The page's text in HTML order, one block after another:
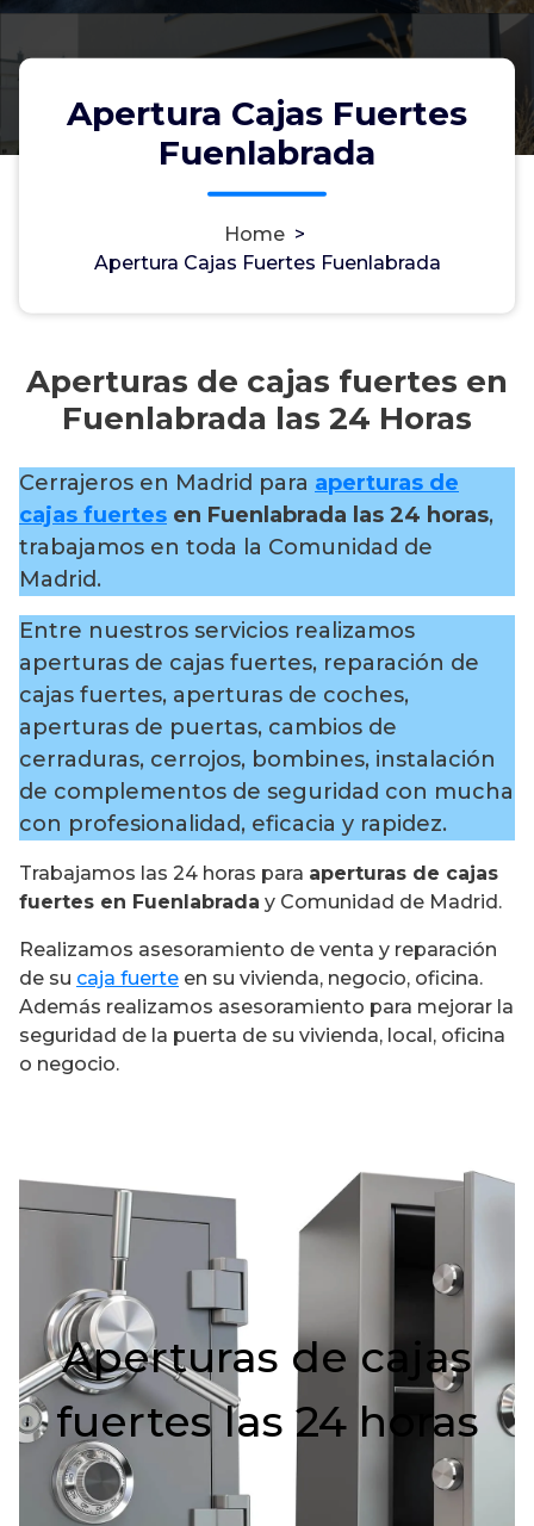
Apertura Cajas Fuertes
Fuenlabrada
Home >
Apertura Cajas Fuertes Fuenlabrada
Aperturas de cajas fuertes en
Fuenlabrada las 24 Horas
Cerrajeros en Madrid para aperturas de
cajas fuertes en Fuenlabrada las 24 horas,
trabajamos en toda la Comunidad de
Madrid.
Entre nuestros servicios realizamos
aperturas de cajas fuertes, reparación de
cajas fuertes, aperturas de coches,
aperturas de puertas, cambios de
cerraduras, cerrojos, bombines, instalación
de complementos de seguridad con mucha
con profesionalidad, eficacia y rapidez.
Trabajamos las 24 horas para aperturas de cajas
fuertes en Fuenlabrada y Comunidad de Madrid.
Realizamos asesoramiento de venta y reparación
de su caja fuerte en su vivienda, negocio, oficina.
Además realizamos asesoramiento para mejorar la
seguridad de la puerta de su vivienda, local, oficina
o negocio.
Aperturas de cajas
fuertes las 24 horas